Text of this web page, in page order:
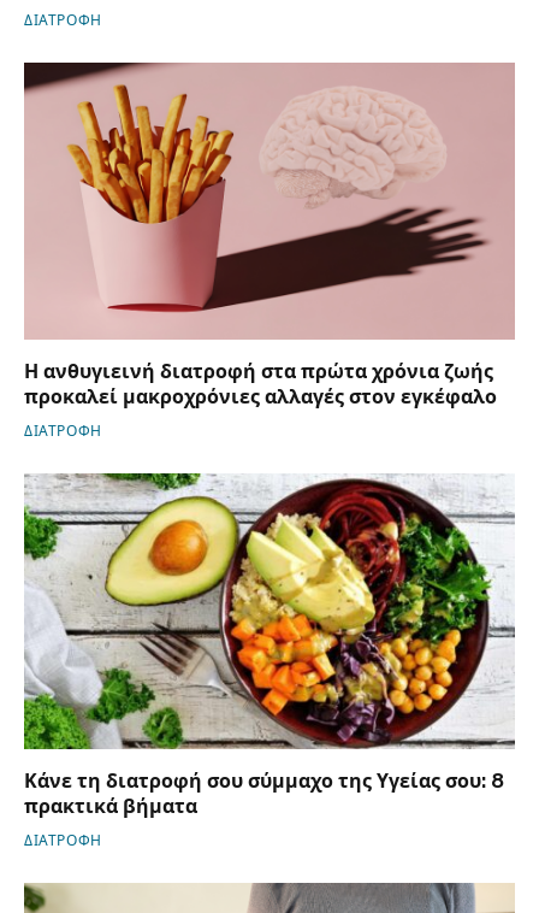
ΔΙΑΤΡΟΦΗ
Η ανθυγιεινή διατροφή στα πρώτα χρόνια ζωής
προκαλεί μακροχρόνιες αλλαγές στον εγκέφαλο
ΔΙΑΤΡΟΦΗ
Κάνε τη διατροφή σου σύμμαχο της Υγείας σου: 8
πρακτικά βήματα
ΔΙΑΤΡΟΦΗ